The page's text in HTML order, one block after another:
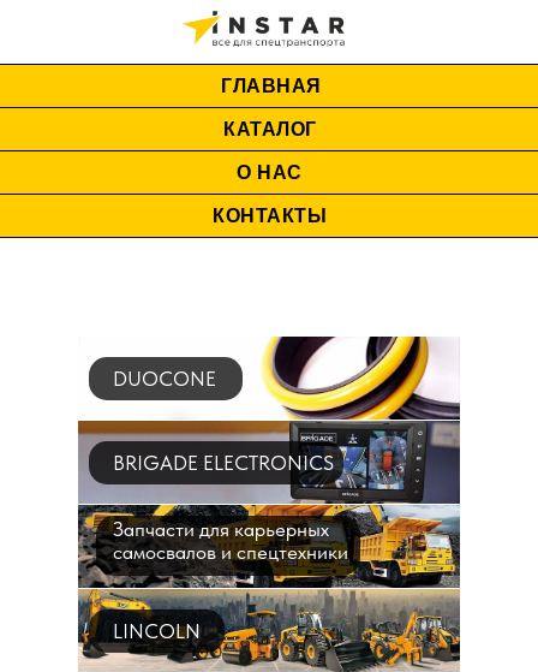
ГЛАВНАЯ
КАТАЛОГ
О НАС
КОНТАКТЫ
DUOCONE
BRIGADE ELECTRONICS
Запчасти для карьерных
самосвалов и спецтехники
LINCOLN